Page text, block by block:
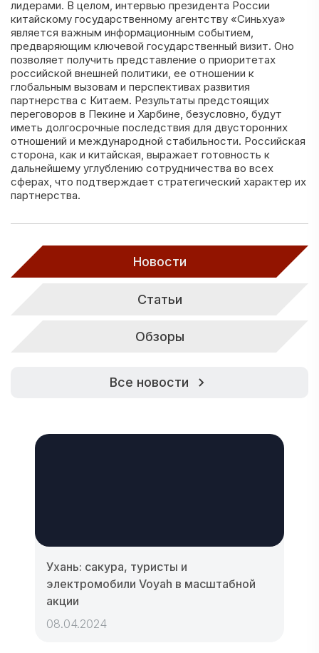
лидерами. В целом, интервью президента России
китайскому государственному агентству «Синьхуа»
является важным информационным событием,
предваряющим ключевой государственный визит. Оно
позволяет получить представление о приоритетах
российской внешней политики, ее отношении к
глобальным вызовам и перспективах развития
партнерства с Китаем. Результаты предстоящих
переговоров в Пекине и Харбине, безусловно, будут
иметь долгосрочные последствия для двусторонних
отношений и международной стабильности. Российская
сторона, как и китайская, выражает готовность к
дальнейшему углублению сотрудничества во всех
сферах, что подтверждает стратегический характер их
партнерства.
Новости
Статьи
Обзоры
Все новости
Ухань: сакура, туристы и
электромобили Voyah в масштабной
акции
08.04.2024